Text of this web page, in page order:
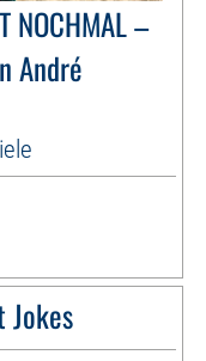
NOCHMAL –
André
Jokes